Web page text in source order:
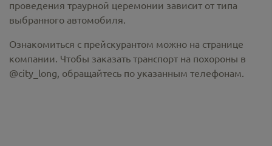
проведения траурной церемонии зависит от типа
выбранного автомобиля.
Ознакомиться с прейскурантом можно на странице
компании. Чтобы заказать транспорт на похороны в
@city_long, обращайтесь по указанным телефонам.